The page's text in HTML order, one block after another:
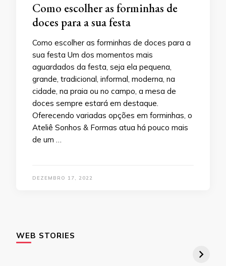
Como escolher as forminhas de
doces para a sua festa
Como escolher as forminhas de doces para a
sua festa Um dos momentos mais
aguardados da festa, seja ela pequena,
grande, tradicional, informal, moderna, na
cidade, na praia ou no campo, a mesa de
doces sempre estará em destaque.
Oferecendo variadas opções em forminhas, o
Ateliê Sonhos & Formas atua há pouco mais
de um …
DEZEMBRO 17, 2022
WEB STORIES